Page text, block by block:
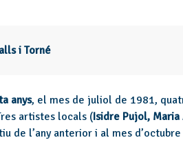
i Torné
anys, el mes de juliol de 1981,
artistes locals (Isidre Pujol, Maria
de l’any anterior i al mes